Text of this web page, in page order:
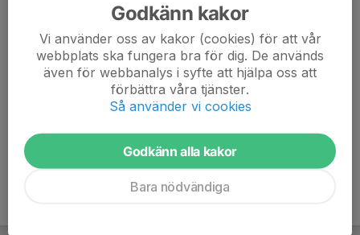
För att kunna erbjuda fler styrkepass till våra
medlemmar kommer vi under hösten att dela passet
med medlemmar från Malkars. Det innebär att vi har
50% av platserna och de andra 50% är till för
Malkarsmedlemmar att boka.
Godkänn kakor
Vi använder oss av kakor (cookies) för att vår
webbplats ska fungera bra för dig. De används
även för webbanalys i syfte att hjälpa oss att
förbättra våra tjänster.
Så använder vi cookies
Godkänn alla kakor
Bara nödvändiga